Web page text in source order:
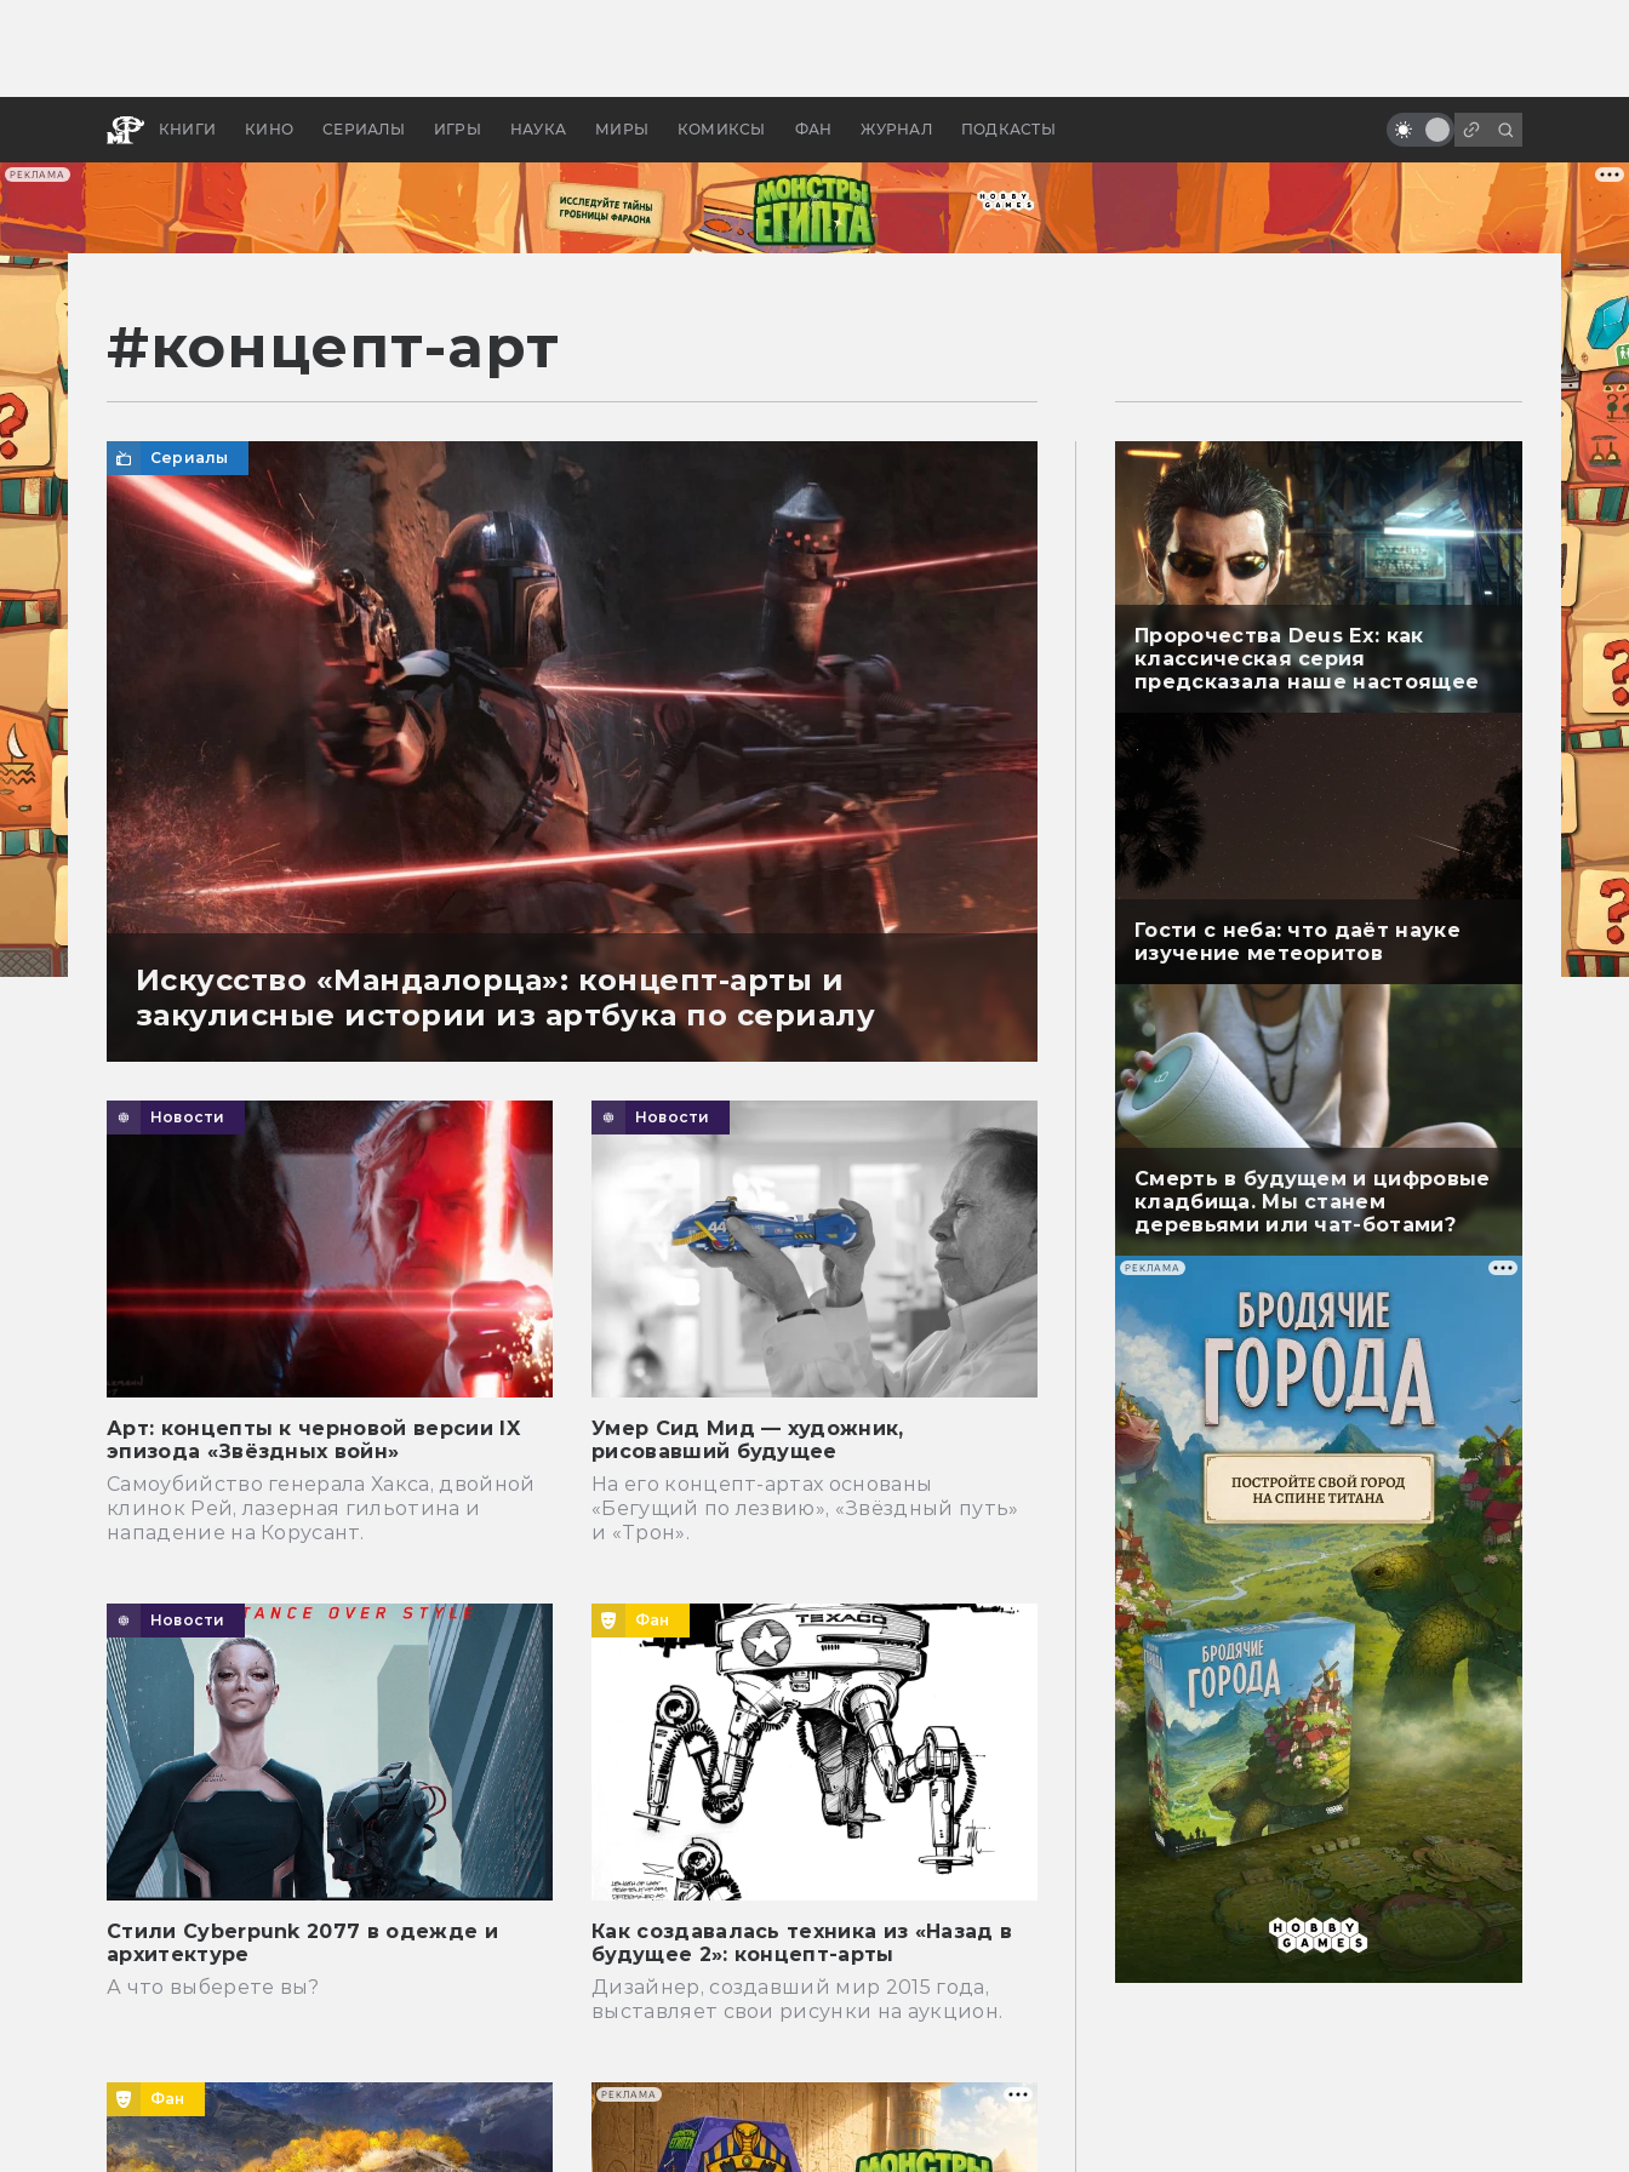
РЕКЛАМА
КНИГИ КИНО СЕРИАЛЫ ИГРЫ НАУКА МИРЫ КОМИКСЫ ФАН ЖУРНАЛ ПОДКАСТЫ
апокалипсис, в России —
бы «Властелина колец»
режиссёра
#концепт-арт
Сериалы
Искусство «Мандалорца»: концепт-арты и
закулисные истории из артбука по сериалу
Новости
Арт: концепты к черновой версии IX
эпизода «Звёздных войн»
Самоубийство генерала Хакса, двойной
клинок Рей, лазерная гильотина и
нападение на Корусант.
Новости
Умер Сид Мид — художник,
рисовавший будущее
На его концепт-артах основаны
«Бегущий по лезвию», «Звёздный путь»
и «Трон».
Новости
Стили Cyberpunk 2077 в одежде и
архитектуре
А что выберете вы?
Фан
Как создавалась техника из «Назад в
будущее 2»: концепт-арты
Дизайнер, создавший мир 2015 года,
выставляет свои рисунки на аукцион.
Фан РЕКЛАМА
Пророчества Deus Ex: как
классическая серия
предсказала наше настоящее
Гости с неба: что даёт науке
изучение метеоритов
Смерть в будущем и цифровые
кладбища. Мы станем
деревьями или чат-ботами?
РЕКЛАМА